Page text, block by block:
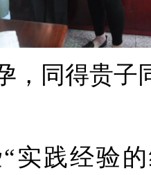
，同得贵子
践经验